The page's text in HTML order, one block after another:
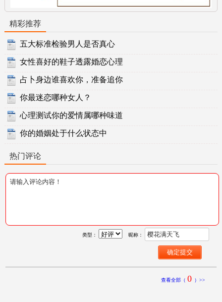
精彩推荐
五大标准检验男人是否真心
女性喜好的鞋子透露婚恋心理
占卜身边谁喜欢你，准备追你
你最迷恋哪种女人？
心理测试你的爱情属哪种味道
你的婚姻处于什么状态中
热门评论
类型： 昵称：
查看全部（ 0 ）>>